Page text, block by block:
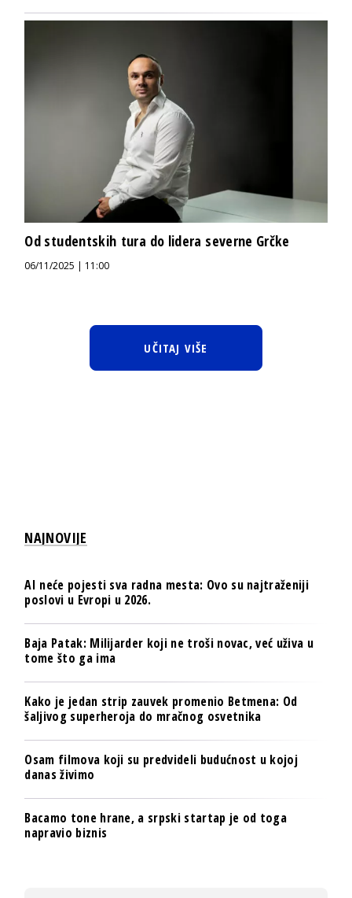
Od studentskih tura do lidera severne Grčke
06/11/2025 | 11:00
UČITAJ VIŠE
NAJNOVIJE
AI neće pojesti sva radna mesta: Ovo su najtraženiji
poslovi u Evropi u 2026.
Baja Patak: Milijarder koji ne troši novac, već uživa u
tome što ga ima
Kako je jedan strip zauvek promenio Betmena: Od
šaljivog superheroja do mračnog osvetnika
Osam filmova koji su predvideli budućnost u kojoj
danas živimo
Bacamo tone hrane, a srpski startap je od toga
napravio biznis